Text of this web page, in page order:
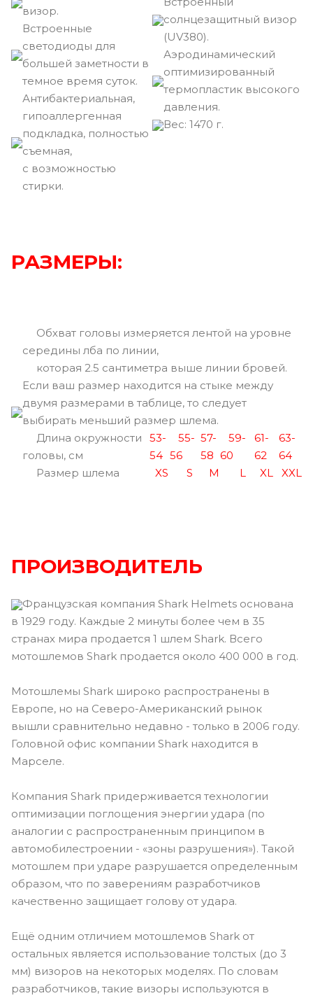
визор.
Встроенные
светодиоды для
большей заметности в
темное время суток.
Антибактериальная,
гипоаллергенная
подкладка, полностью
съемная,
с возможностью
стирки.
солнцезащитный визор
(UV380).
Аэродинамический
оптимизированный
термопластик высокого
давления.
Вec: 1470 г.
РАЗМЕРЫ:
Обхват головы измеряется лентой на уровне
середины лба по линии,
которая 2.5 сантиметра выше линии бровей.
Если ваш размер находится на стыке между
двумя размерами в таблице, то следует
выбирать меньший размер шлема.
Длина окружности
головы, см
53-
54
55-
56
57-
58
59-
60
61-
62
63-
64
Размер шлема
XS S M L XL XXL
ПРОИЗВОДИТЕЛЬ
Французская компания Shark Helmets основана
в 1929 году. Каждые 2 минуты более чем в 35
странах мира продается 1 шлем Shark. Всего
мотошлемов Shark продается около 400 000 в год.
Мотошлемы Shark широко распространены в
Европе, но на Северо-Американский рынок
вышли сравнительно недавно - только в 2006 году.
Головной офис компании Shark находится в
Марселе.
Компания Shark придерживается технологии
оптимизации поглощения энергии удара (по
аналогии с распространенным принципом в
автомобилестроении - «зоны разрушения»). Такой
мотошлем при ударе разрушается определенным
образом, что по заверениям разработчиков
качественно защищает голову от удара.
Ещё одним отличием мотошлемов Shark от
остальных является использование толстых (до 3
мм) визоров на некоторых моделях. По словам
разработчиков, такие визоры используются в